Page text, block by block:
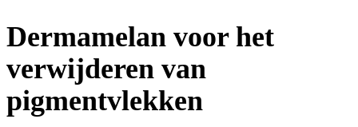
Dermamelan voor het
verwijderen van
pigmentvlekken